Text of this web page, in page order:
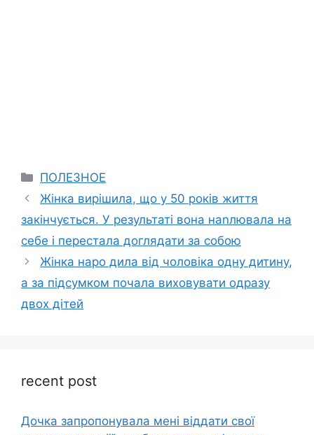
Categories
ПОЛЕЗНОЕ
Жінка вирішила, що у 50 років життя
закінчується. У результаті вона наnлювала на
себе і перестала доглядати за собою
Жінка наро дила від чоловіка одну дитину,
а за підсумком почала виховувати одразу
двох дітей
recent post
Дочка запpопонувала мені віддати свої